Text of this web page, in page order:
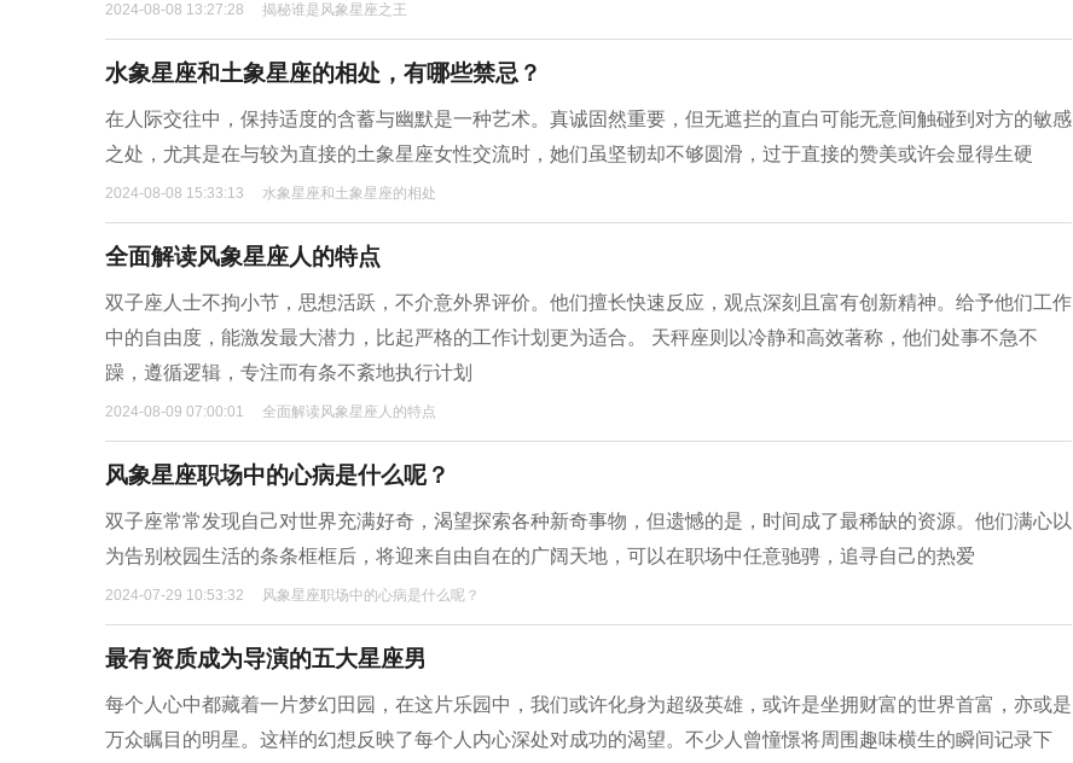
2024-08-08 13:27:28 揭秘谁是风象星座之王
水象星座和土象星座的相处，有哪些禁忌？
在人际交往中，保持适度的含蓄与幽默是一种艺术。真诚固然重要，但无遮拦的直白可能无意间触碰到对方的敏感
之处，尤其是在与较为直接的土象星座女性交流时，她们虽坚韧却不够圆滑，过于直接的赞美或许会显得生硬
2024-08-08 15:33:13 水象星座和土象星座的相处
全面解读风象星座人的特点
双子座人士不拘小节，思想活跃，不介意外界评价。他们擅长快速反应，观点深刻且富有创新精神。给予他们工作
中的自由度，能激发最大潜力，比起严格的工作计划更为适合。 天秤座则以冷静和高效著称，他们处事不急不
躁，遵循逻辑，专注而有条不紊地执行计划
2024-08-09 07:00:01 全面解读风象星座人的特点
风象星座职场中的心病是什么呢？
双子座常常发现自己对世界充满好奇，渴望探索各种新奇事物，但遗憾的是，时间成了最稀缺的资源。他们满心以
为告别校园生活的条条框框后，将迎来自由自在的广阔天地，可以在职场中任意驰骋，追寻自己的热爱
2024-07-29 10:53:32 风象星座职场中的心病是什么呢？
最有资质成为导演的五大星座男
每个人心中都藏着一片梦幻田园，在这片乐园中，我们或许化身为超级英雄，或许是坐拥财富的世界首富，亦或是
万众瞩目的明星。这样的幻想反映了每个人内心深处对成功的渴望。不少人曾憧憬将周围趣味横生的瞬间记录下